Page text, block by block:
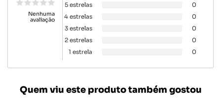
Nenhuma
avaliação
5 estrelas
0
4 estrelas
0
3 estrelas
0
2 estrelas
0
1 estrela
0
Quem viu este produto também gostou